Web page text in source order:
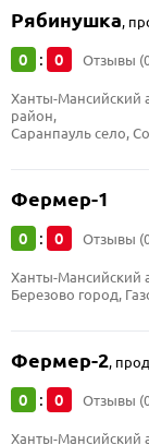
Рябинушка,
0 : 0 Отзывы
Ханты-Мансийский
район,
Саранпауль село,
Фермер-1
0 : 0 Отзывы
Ханты-Мансийский
Березово город,
Фермер-2,
0 : 0 Отзывы
Ханты-Мансийский